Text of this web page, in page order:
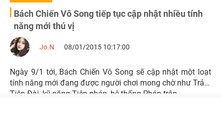
Bách Chiến Vô Song tiếp tục cập nhật nhiều tính
năng mới thú vị
Jo.N 08/01/2015 10:17:00
Ngày 9/1 tới, Bách Chiến Vô Song sẽ cập nhật một loạt
tính năng mới đang được người chơi mong chờ như Trảm
Tiên Đài, kỹ năng Tiên pháp, hệ thống Pháp trận,…